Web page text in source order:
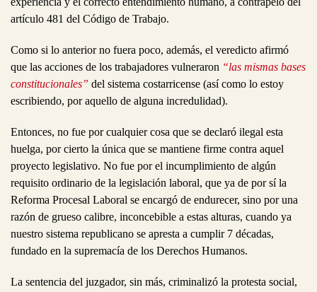
artículo 481 del Código de Trabajo.
Como si lo anterior no fuera poco, además, el veredicto afirmó
que las acciones de los trabajadores vulneraron “las mismas bases
constitucionales” del sistema costarricense (así como lo estoy
escribiendo, por aquello de alguna incredulidad).
Entonces, no fue por cualquier cosa que se declaró ilegal esta
huelga, por cierto la única que se mantiene firme contra aquel
proyecto legislativo. No fue por el incumplimiento de algún
requisito ordinario de la legislación laboral, que ya de por sí la
Reforma Procesal Laboral se encargó de endurecer, sino por una
razón de grueso calibre, inconcebible a estas alturas, cuando ya
nuestro sistema republicano se apresta a cumplir 7 décadas,
fundado en la supremacía de los Derechos Humanos.
La sentencia del juzgador, sin más, criminalizó la protesta social,